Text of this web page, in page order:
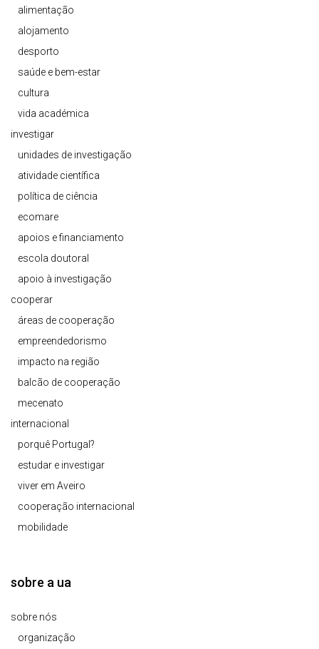
alimentação
alojamento
desporto
saúde e bem-estar
cultura
vida académica
investigar
unidades de investigação
atividade científica
política de ciência
ecomare
apoios e financiamento
escola doutoral
apoio à investigação
cooperar
áreas de cooperação
empreendedorismo
impacto na região
balcão de cooperação
mecenato
internacional
porquê Portugal?
estudar e investigar
viver em Aveiro
cooperação internacional
mobilidade
sobre a ua
sobre nós
organização